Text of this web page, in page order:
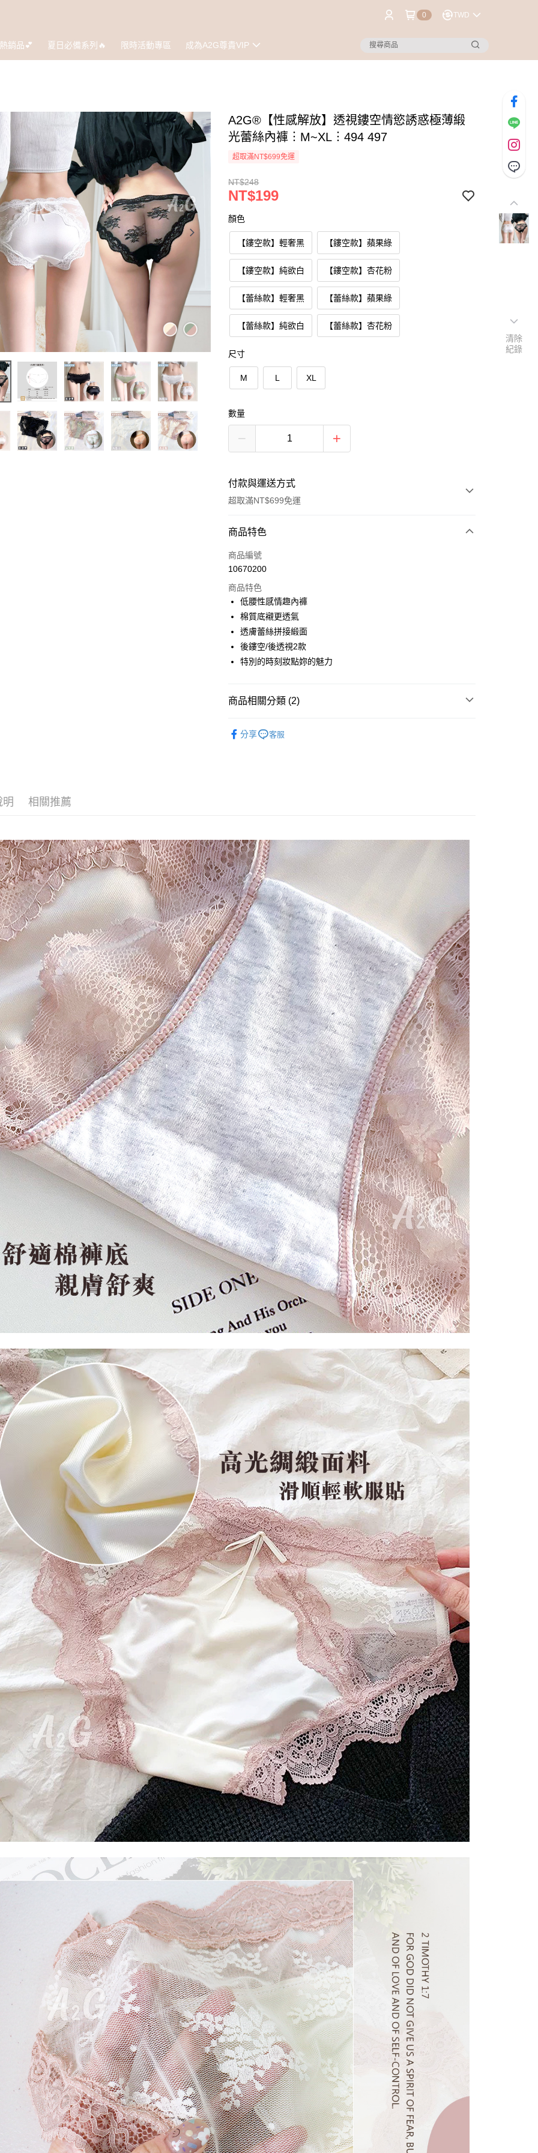
0 TWD
銷品💕 夏日必備系列🔥 限時活動專區 成為A2G尊貴VIP
A2G®【性感解放】透視鏤空情慾誘惑極薄緞
光蕾絲內褲︙M~XL︙494 497
超取滿NT$699免運
NT$248
NT$199
顏色
【鏤空款】輕奢黑 【鏤空款】蘋果綠
【鏤空款】純欲白 【鏤空款】杏花粉
【蕾絲款】輕奢黑 【蕾絲款】蘋果綠
【蕾絲款】純欲白 【蕾絲款】杏花粉
尺寸
M L XL
數量
付款與運送方式
超取滿NT$699免運
付款方式
信用卡一次付款
LINE Pay
街口支付
悠遊付
AFTEE先享後付
AFTEE先享後付是「在收到商品之後才付款」的支付方式。 讓您購物簡單
２．便利：只要手機號碼，簡訊認證，即可結帳。
絡購買商品的店家。未經商家同意取消之訂單仍視為有效，需透過AFTEE
先享後付繳納相關費用。
※ 交易是否成功請以「AFTEE先享後付 」之結帳頁面顯示為準，若有關於
是否繳費成功／繳費後需取消欲退款等相關疑問，請聯繫「AFTEE先享後
付客戶支援中心」https://netprotections.freshdesk.com/support/home
【注意事項】
１．透過由恩沛科技股份有限公司提供之「AFTEE先享後付」服務完成之
交易，需依本服務之必要範圍內提供個人資料，並將交易相關給付款項請
求債權轉讓予恩沛科技股份有限公司。
２．關於個人資料處理事宜，請瀏覽以下網址：
https://aftee.tw/terms/#terms3
３．未成年的使用者請事先徵得法定代理人或監護人之同意方可使用
「AFTEE先享後付」，若未經同意申辦者引起之損失，本公司不負相關責
任。
４．使用「AFTEE先享後付」時，將依據個別帳號之用戶狀況，依本公司
即時審查核予不同之上限額度；若仍有額度不足之情形，本公司將視審查
結果請求用戶進行身份認證。
５．嚴禁一人註冊多個帳號或使用他人資訊註冊。若發現惡意使用之情
形，恩沛科技股份有限公司將有權停止該用戶之使用額度並採取法律行
動。
ATM付款
運送方式
每筆NT$60，滿NT$699(含以上)免運費
付款後7-11取貨
每筆NT$60，滿NT$699(含以上)免運費
宅配
每筆NT$100，滿NT$2,000(含以上)免運費
商品特色
商品編號
10670200
商品特色
低腰性感情趣內褲
棉質底襯更透氣
透膚蕾絲拼接緞面
後鏤空/後透視2款
特別的時刻妝點妳的魅力
商品相關分類 (2)
分享 客服
明 相關推薦
清除
紀錄